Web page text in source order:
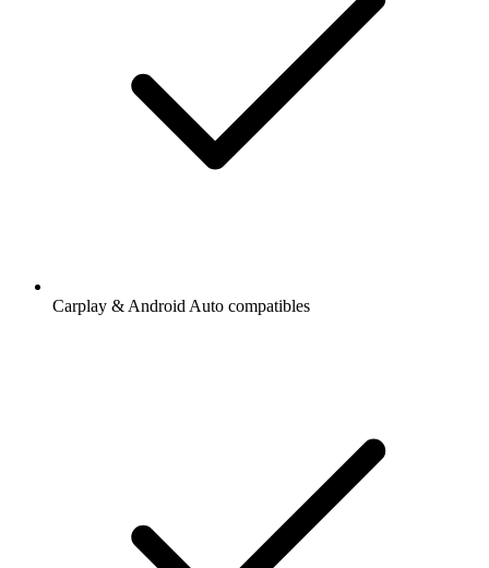
Carplay & Android Auto compatibles